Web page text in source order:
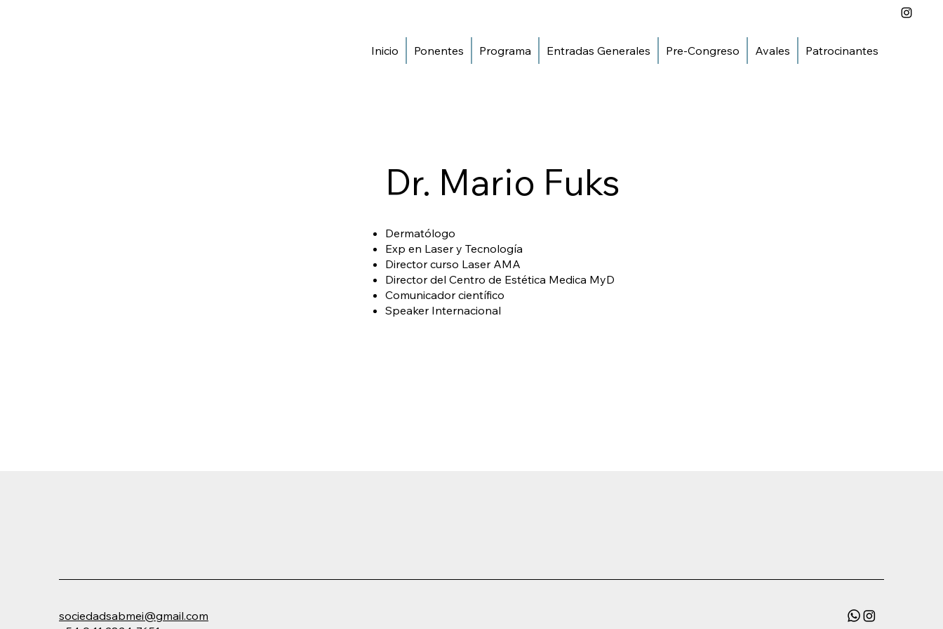
Inicio Ponentes Programa Entradas Generales Pre-Congreso Avales Patrocinantes
Dr. Mario Fuks
Dermatólogo
Exp en Laser y Tecnología
Director curso Laser AMA
Director del Centro de Estética Medica MyD
Comunicador científico
Speaker Internacional
sociedadsabmei@gmail.com